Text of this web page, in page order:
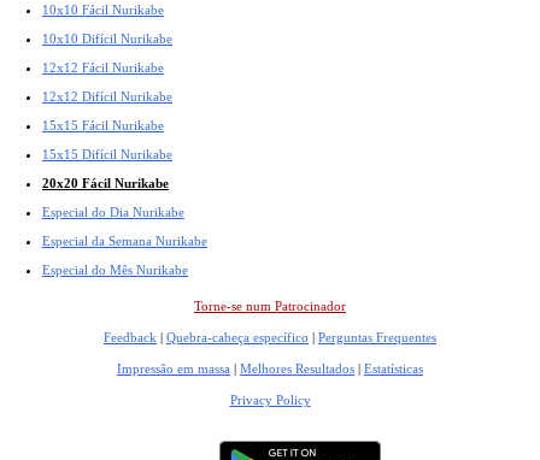
10x10 Fácil Nurikabe
10x10 Difícil Nurikabe
12x12 Fácil Nurikabe
12x12 Difícil Nurikabe
15x15 Fácil Nurikabe
15x15 Difícil Nurikabe
20x20 Fácil Nurikabe
Especial do Dia Nurikabe
Especial da Semana Nurikabe
Especial do Mês Nurikabe
Torne-se num Patrocinador
Feedback | Quebra-cabeça específico | Perguntas Frequentes
Impressão em massa | Melhores Resultados | Estatísticas
Privacy Policy